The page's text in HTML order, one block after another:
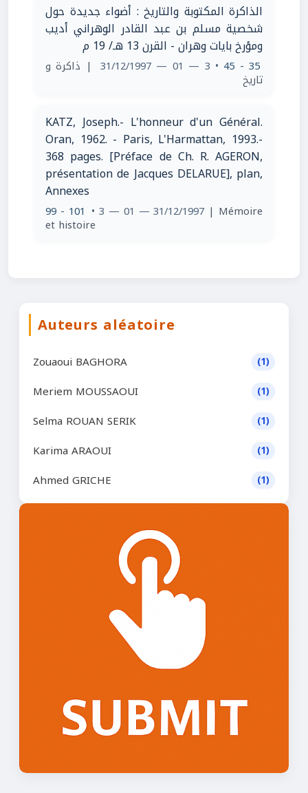
الذاكرة المكتوبة والتاريخ : أضواء جديدة حول
شخصية مسلم بن عبد القادر الوهراني أديب
ومؤرخ بايات وهران - القرن 13 هـ/ 19 م
35 - 45
• 3 — 01 — 31/12/1997 | ذاكرة و
تاريخ
KATZ, Joseph.- L'honneur d'un Général.
Oran, 1962. - Paris, L'Harmattan, 1993.-
368 pages. [Préface de Ch. R. AGERON,
présentation de Jacques DELARUE], plan,
Annexes
99 - 101 • 3 — 01 — 31/12/1997 | Mémoire
et histoire
Auteurs aléatoire
Zouaoui BAGHORA (1)
Meriem MOUSSAOUI (1)
Selma ROUAN SERIK (1)
Karima ARAOUI (1)
Ahmed GRICHE (1)